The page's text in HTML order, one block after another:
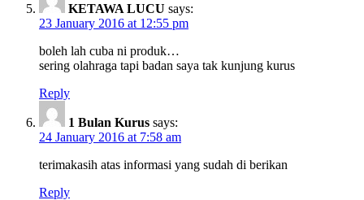
KETAWA LUCU says:
23 January 2016 at 12:55 pm
boleh lah cuba ni produk…
sering olahraga tapi badan saya tak kunjung kurus
Reply
1 Bulan Kurus says:
24 January 2016 at 7:58 am
terimakasih atas informasi yang sudah di berikan
Reply